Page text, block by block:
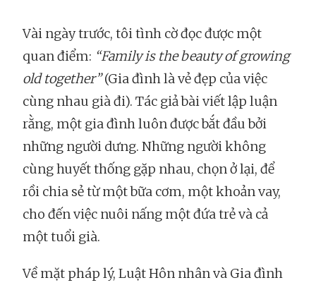
Vài ngày trước, tôi tình cờ đọc được một
quan điểm: “Family is the beauty of growing
old together”(Gia đình là vẻ đẹp của việc
cùng nhau già đi). Tác giả bài viết lập luận
rằng, một gia đình luôn được bắt đầu bởi
những người dưng. Những người không
cùng huyết thống gặp nhau, chọn ở lại, để
rồi chia sẻ từ một bữa cơm, một khoản vay,
cho đến việc nuôi nấng một đứa trẻ và cả
một tuổi già.
Về mặt pháp lý, Luật Hôn nhân và Gia đình